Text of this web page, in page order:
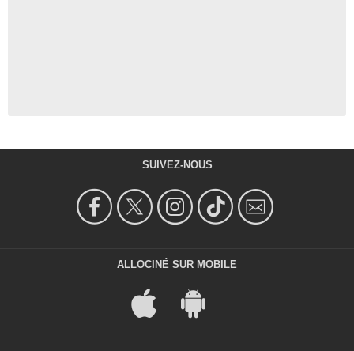
SUIVEZ-NOUS
ALLOCINÉ SUR MOBILE